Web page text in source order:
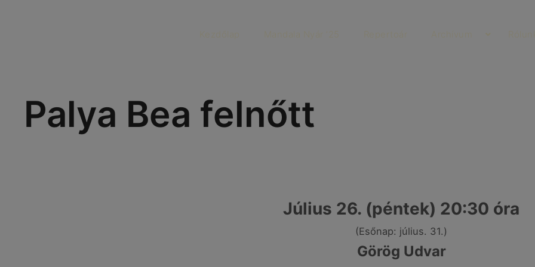
Palya Bea felnőtt
Július 26. (péntek) 20:30 óra
(Esőnap: július. 31.)
Görög Udvar